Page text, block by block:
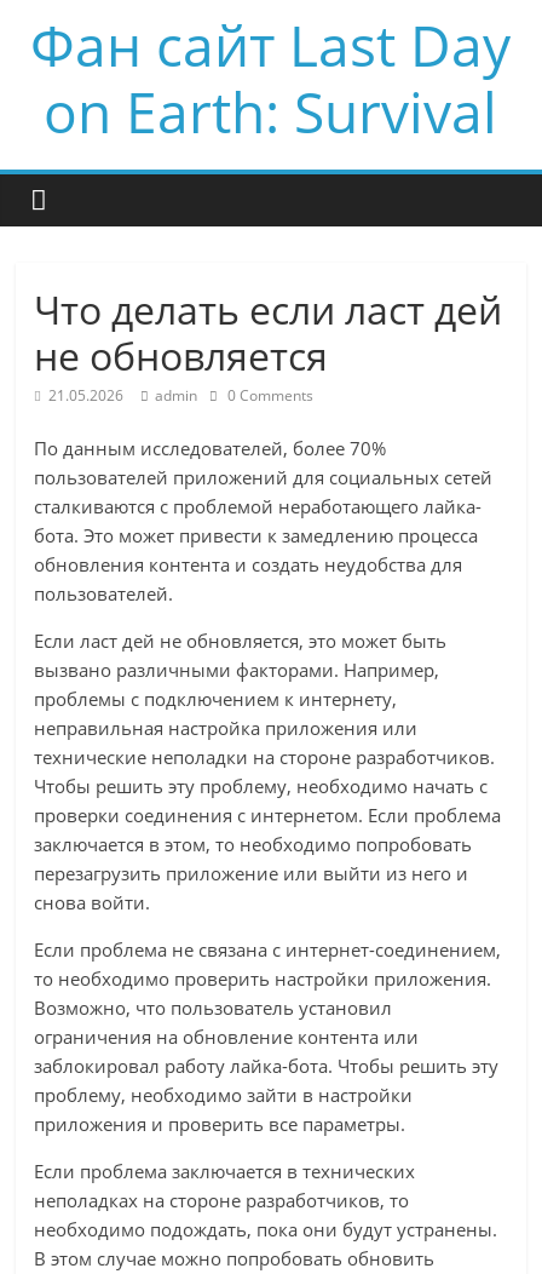
Фан сайт Last Day
on Earth: Survival
Что делать если ласт дей
не обновляется
21.05.2026 admin 0 Comments
По данным исследователей, более 70%
пользователей приложений для социальных сетей
сталкиваются с проблемой неработающего лайка-
бота. Это может привести к замедлению процесса
обновления контента и создать неудобства для
пользователей.
Если ласт дей не обновляется, это может быть
вызвано различными факторами. Например,
проблемы с подключением к интернету,
неправильная настройка приложения или
технические неполадки на стороне разработчиков.
Чтобы решить эту проблему, необходимо начать с
проверки соединения с интернетом. Если проблема
заключается в этом, то необходимо попробовать
перезагрузить приложение или выйти из него и
снова войти.
Если проблема не связана с интернет-соединением,
то необходимо проверить настройки приложения.
Возможно, что пользователь установил
ограничения на обновление контента или
заблокировал работу лайка-бота. Чтобы решить эту
проблему, необходимо зайти в настройки
приложения и проверить все параметры.
Если проблема заключается в технических
неполадках на стороне разработчиков, то
необходимо подождать, пока они будут устранены.
В этом случае можно попробовать обновить